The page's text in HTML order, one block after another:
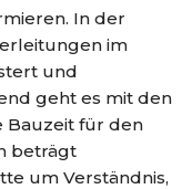
In der
im
und
geht es mit den
Bauzeit für den
beträgt
um Verständnis,